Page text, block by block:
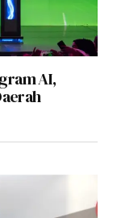
AI,